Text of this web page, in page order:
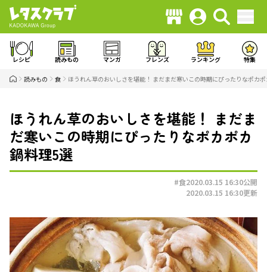
レシピ 読みもの マンガ フレンズ ランキング 特集
読みもの 食 ほうれん草のおいしさを堪能！ まだまだ寒いこの時期にぴったりなポカ
ほうれん草のおいしさを堪能！ まだま
だ寒いこの時期にぴったりなポカポカ
鍋料理5選
#食2020.03.15 16:30公開
2020.03.15 16:30更新